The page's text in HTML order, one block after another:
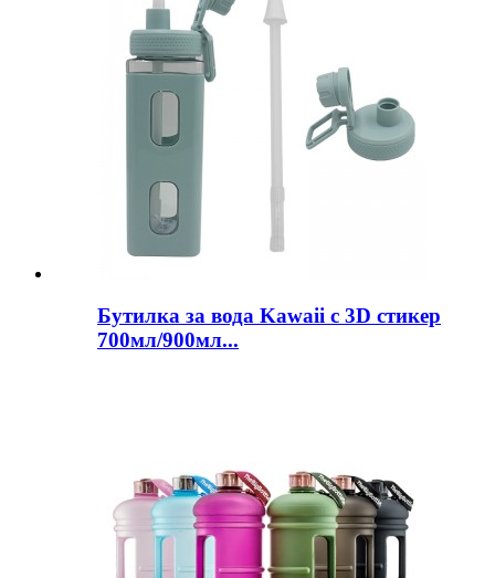
Бутилка за вода Kawaii с 3D стикер
700мл/900мл...